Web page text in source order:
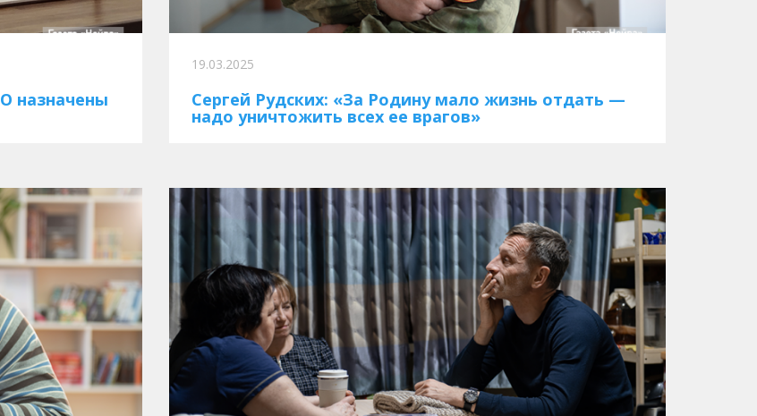
назначены
19.03.2025
Сергей Рудских: «За Родину мало жизнь отдать —
надо уничтожить всех ее врагов»